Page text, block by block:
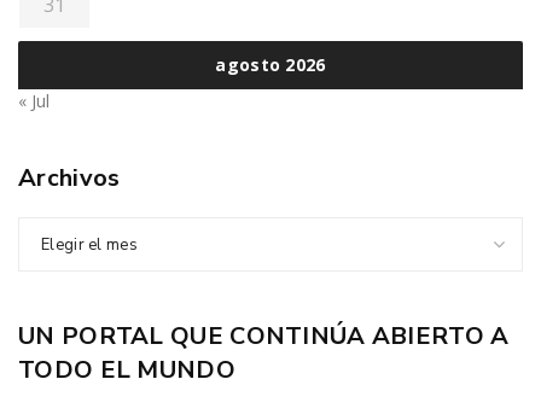
agosto 2026
« Jul
Archivos
Elegir el mes
UN PORTAL QUE CONTINÚA ABIERTO A
TODO EL MUNDO